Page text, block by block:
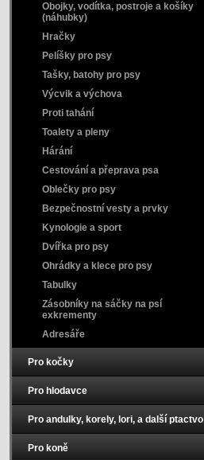
Obojky, vodítka, postroje a košíky
(náhubky)
Hračky
Pelíšky pro psy
Tašky, batohy pro psy
Výcvik a výchova
Proti tahání
Toalety a pleny
Hárání
Cestování a přeprava psa
Oblečky pro psy
Bezpečnostní vesty a prvky
Kynologie a sport
Dvířka pro psy
Ohrádky a klece pro psy
Tabulky
Zásobníky na sáčky na psí
exkrementy
Adresáře
Pro kočky
Pro hlodavce
Pro andulky, korely, lori, a další ptactvo
Pro koně